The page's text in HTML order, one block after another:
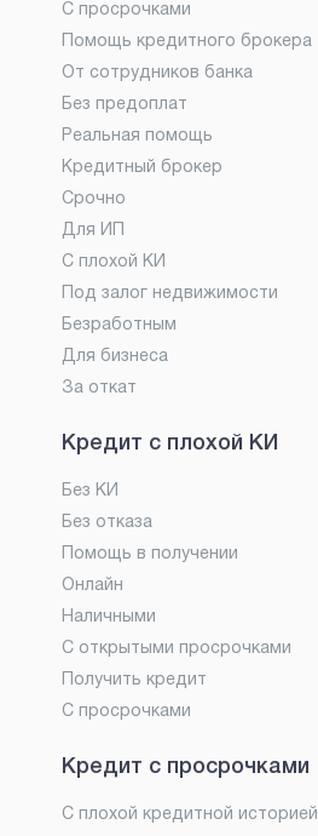
С просрочками
Помощь кредитного брокера
От сотрудников банка
Без предоплат
Реальная помощь
Кредитный брокер
Срочно
Для ИП
С плохой КИ
Под залог недвижимости
Безработным
Для бизнеса
За откат
Кредит с плохой КИ
Без КИ
Без отказа
Помощь в получении
Онлайн
Наличными
С открытыми просрочками
Получить кредит
С просрочками
Кредит с просрочками
С плохой кредитной историей